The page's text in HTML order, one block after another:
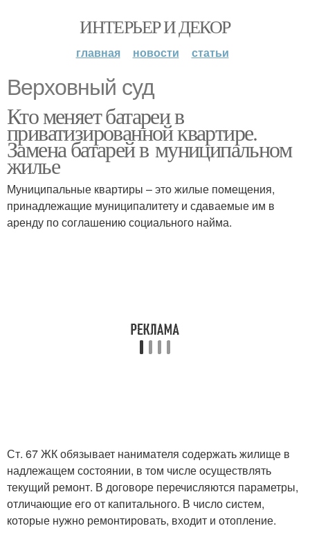
ИНТЕРЬЕР И ДЕКОР
главная новости статьи
Верховный суд
Кто меняет батареи в
приватизированной квартире.
Замена батарей в муниципальном
жилье
Муниципальные квартиры – это жилые помещения,
принадлежащие муниципалитету и сдаваемые им в
аренду по соглашению социального найма.
Ст. 67 ЖК обязывает нанимателя содержать жилище в
надлежащем состоянии, в том числе осуществлять
текущий ремонт. В договоре перечисляются параметры,
отличающие его от капитального. В число систем,
которые нужно ремонтировать, входит и отопление.